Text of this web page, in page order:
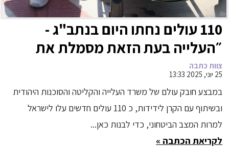
110 עולים נחתו היום בנתב"ג -
״העלייה בעת הזאת מסמלת את
ניצחון ישראל״
צוות כתבה
25 יוני, 2025 13:33
במבצע חובק עולם של משרד העלייה והקליטה והסוכנות היהודית
ובשיתוף עם הקרן לידידות, כ 110 עולים חדשים עלו לישראל
למרות המצב הביטחוני, כדי לבנות כאן...
לקריאת הכתבה »